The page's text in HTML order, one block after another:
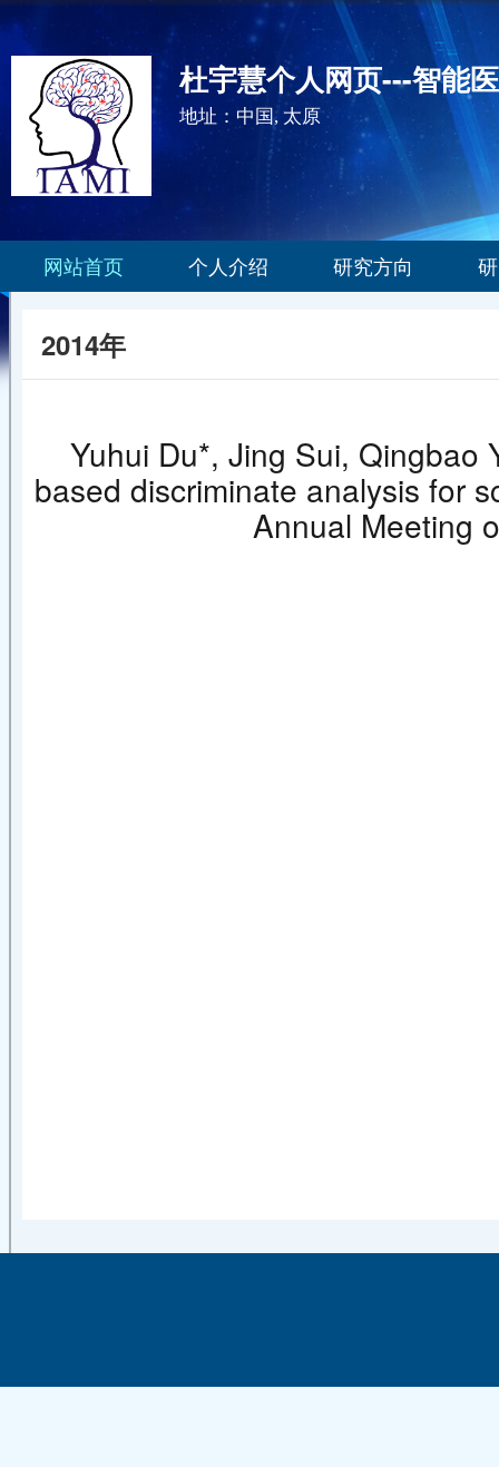
杜宇慧个人网页---智能
地址：中国, 太原
网站首页 个人介绍 研究方向
2014年
Yuhui Du*, Jing Sui, Qingbao
based discriminate analysis for
Annual Meeting